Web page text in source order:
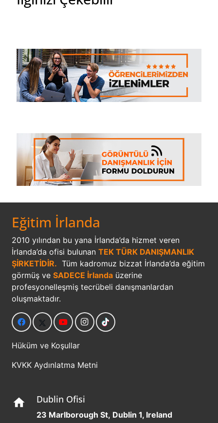
Eğitim İrlanda
2010 yılından bu yana İrlanda’da hizmet veren
İrlanda’da ofisi bulunan TEK TÜRK DANIŞMANLIK
ŞİRKETİDİR. Tüm kadromuz bizzat İrlanda’da eğitim
görmüş ve SADECE İrlanda üzerine
profesyonelleşmiş tecrübeli danışmanlardan
oluşmaktadır.
Hüküm ve Koşullar
KVKK Aydınlatma Metni
home Dublin Ofisi
23 Marlborough St, Dublin 1, Ireland